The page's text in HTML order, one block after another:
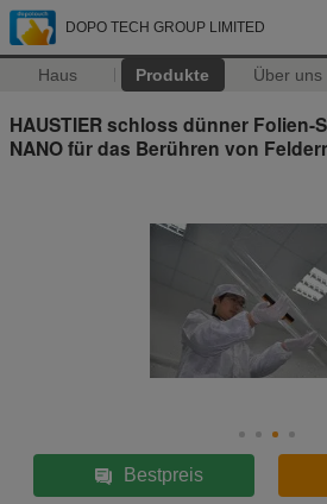
DOPO TECH GROUP LIMITED
Haus Produkte Über uns
HAUSTIER schloss dünner Folien-
NANO für das Berühren von
Bestpreis